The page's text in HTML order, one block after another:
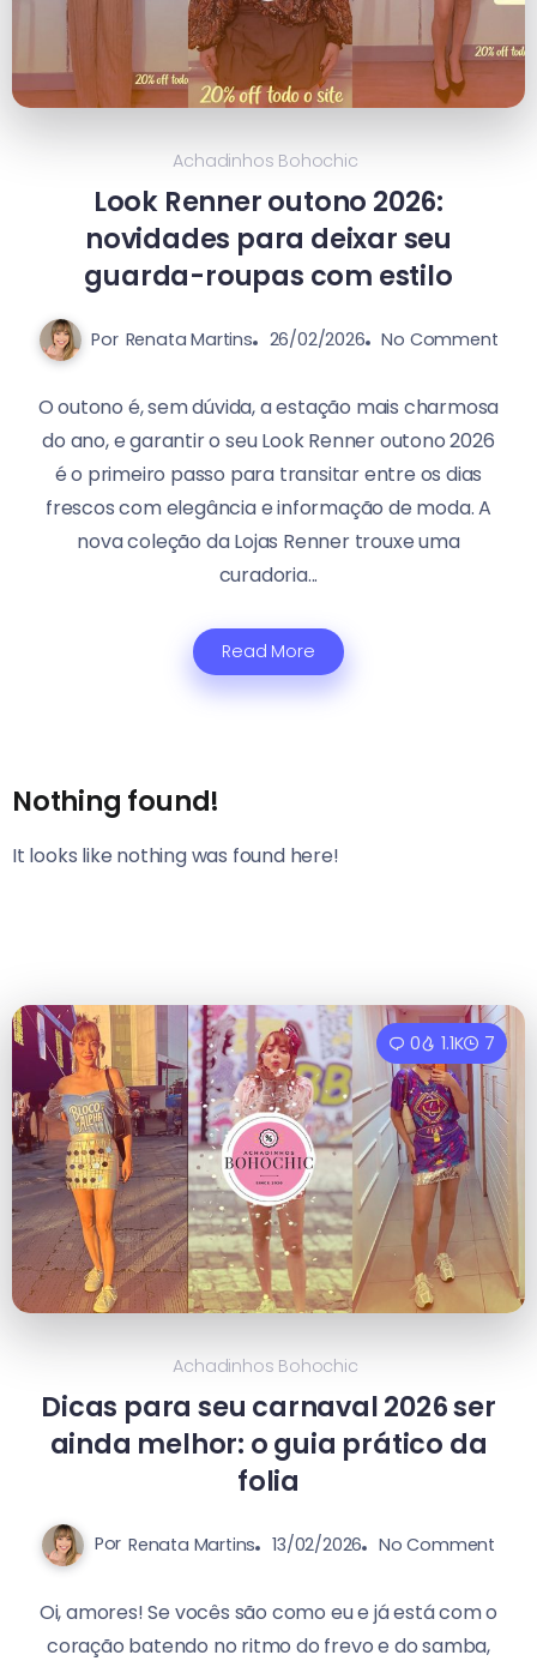
Achadinhos Bohochic
Look Renner outono 2026:
novidades para deixar seu
guarda-roupas com estilo
Por Renata Martins 26/02/2026 No Comment
O outono é, sem dúvida, a estação mais charmosa
do ano, e garantir o seu Look Renner outono 2026
é o primeiro passo para transitar entre os dias
frescos com elegância e informação de moda. A
nova coleção da Lojas Renner trouxe uma
curadoria...
Read More
Nothing found!
It looks like nothing was found here!
0 1.1K 7
Achadinhos Bohochic
Dicas para seu carnaval 2026 ser
ainda melhor: o guia prático da
folia
Por Renata Martins 13/02/2026 No Comment
Oi, amores! Se vocês são como eu e já está com o
coração batendo no ritmo do frevo e do samba,